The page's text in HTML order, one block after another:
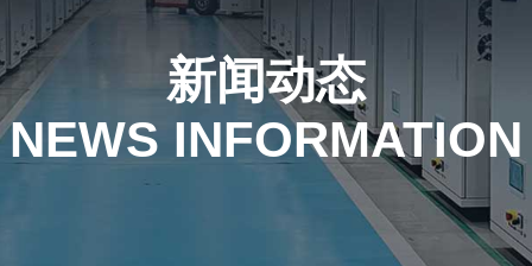
新闻动态
NEWS INFORMATION